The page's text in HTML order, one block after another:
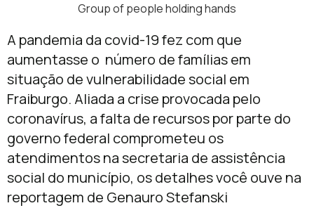
Group of people holding hands
A pandemia da covid-19 fez com que
aumentasse o número de famílias em
situação de vulnerabilidade social em
Fraiburgo. Aliada a crise provocada pelo
coronavírus, a falta de recursos por parte do
governo federal comprometeu os
atendimentos na secretaria de assistência
social do município, os detalhes você ouve na
reportagem de Genauro Stefanski